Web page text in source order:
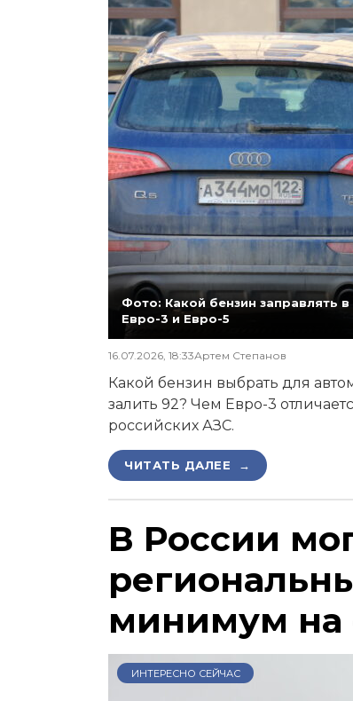
Фото: Какой бензин заправлять
Евро-3 и Евро-5
16.07.2026, 18:33Артем Степанов
Какой бензин выбрать для
залить 92? Чем Евро-3
российских АЗС.
ЧИТАТЬ ДАЛЕЕ →
В России
минимум
ИНТЕРЕСНО СЕЙЧАС